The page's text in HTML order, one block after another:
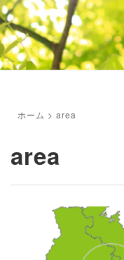
ホーム > area
area